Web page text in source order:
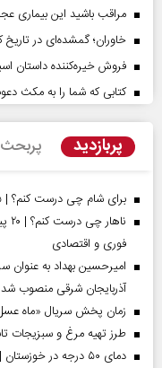
مراقب باشید این بیماری
خاوران؛ گمشده‌ای در تاریخ
فروش خیره‌کننده داستان اسباب‌بازی ۵؛ بزرگ‌ترین افتتاحیه
کتابی که شما را به مکث
پربازدید پربحث
برای شام چی درست کنم؟ | ۲۵ ایده خوشمزه، ساده و فوری برای شام امشب
فوری و اقتصادی
امیرحسین بهداد به
آذربایجان شرقی منصوب شد
زمان پخش سریال «ماه
طرز تهیه مرغ و سبزیجات
دمای ۵۰ درجه در خوزستان | احتمال بارش‌های سیل‌آسا در ۳ استان